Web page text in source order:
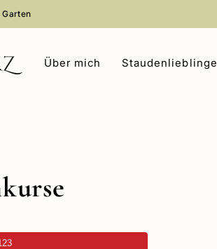
Garten
Über mich Staudenlieblinge